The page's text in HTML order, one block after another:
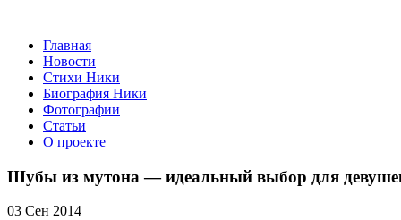
Главная
Новости
Стихи Ники
Биография Ники
Фотографии
Статьи
О проекте
Шубы из мутона — идеальный выбор для
03 Сен 2014